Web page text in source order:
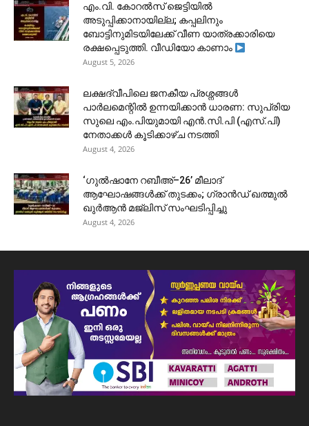
​എം.വി. കോറൽസ് ജെട്ടിയിൽ
അടുപ്പിക്കാനായില്ല; കപ്പലിനും
ബോട്ടിനുമിടയിലേക്ക് വീണ യാത്രക്കാരിയെ
രക്ഷപ്പെടുത്തി. വീഡിയോ കാണാം
August 5, 2026
ലക്ഷദ്വീപിലെ ജനകീയ പ്രശ്നങ്ങൾ
പാർലമെന്റിൽ ഉന്നയിക്കാൻ ധാരണ: സുപ്രിയ
സുലെ എം.പിയുമായി എൻ.സി.പി (എസ്.പി)
നേതാക്കൾ കൂടിക്കാഴ്ച നടത്തി
August 4, 2026
‘ഗുൽഷാനേ റബീഅ്–26’ മീലാദ്
ആഘോഷങ്ങൾക്ക് തുടക്കം; ഗ്രാൻഡ് ഖത്മുൽ
ഖുർആൻ മജ്‌ലിസ് സംഘടിപ്പിച്ചു
August 4, 2026